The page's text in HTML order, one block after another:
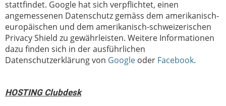
stattfindet. Google hat sich verpflichtet, einen
angemessenen Datenschutz gemäss dem amerikanisch-
europäischen und dem amerikanisch-schweizerischen
Privacy Shield zu gewährleisten. Weitere Informationen
dazu finden sich in der ausführlichen
Datenschutzerklärung von Google oder Facebook.
HOSTING Clubdesk